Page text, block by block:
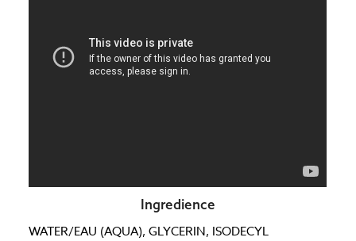
Ingredience
WATER/EAU (AQUA), GLYCERIN, ISODECYL